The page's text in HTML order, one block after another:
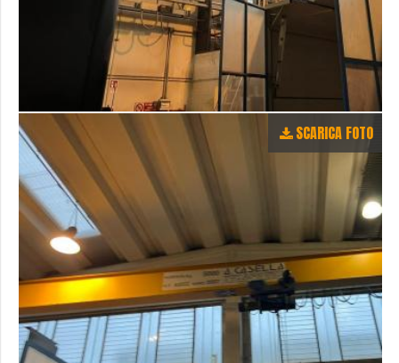
SCARICA FOTO